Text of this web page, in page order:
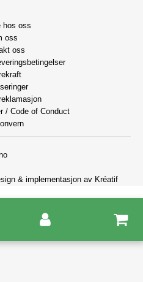
hos oss
oss
oss
/ Code of Conduct
& implementasjon av Kréatif